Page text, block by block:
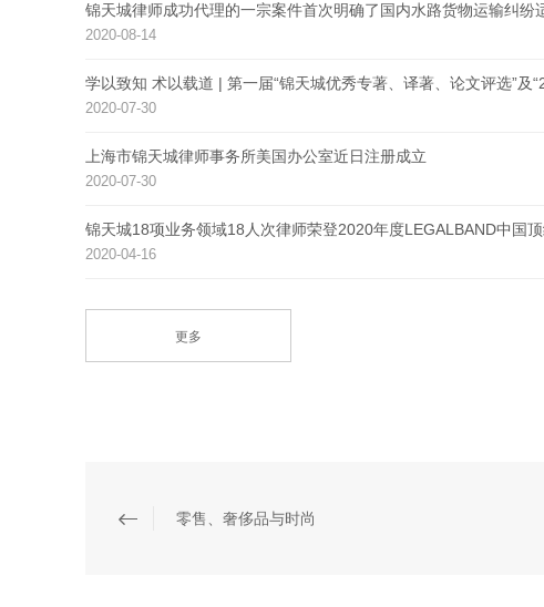
锦天城律师成功代理的一宗案件首次明确了国内水路货物运输纠纷
2020-08-14
学以致知 术以载道 | 第一届“锦天城优秀专著、译著、论文评选”及
2020-07-30
上海市锦天城律师事务所美国办公室近日注册成立
2020-07-30
锦天城18项业务领域18人次律师荣登2020年度LEGALBAND中国
2020-04-16
更多
零售、奢侈品与时尚